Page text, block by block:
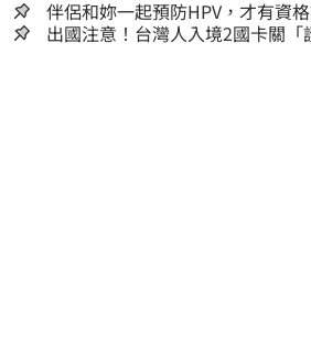
嫌晚！
伴侶和妳一起預防HPV，才有資格
出國注意！台灣人入境2國卡關